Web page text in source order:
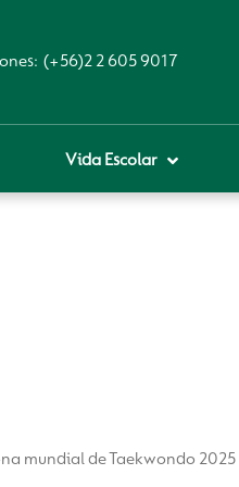
(+56)2 2 605 9017
Vida Escolar
mundial de Taekwondo 2025